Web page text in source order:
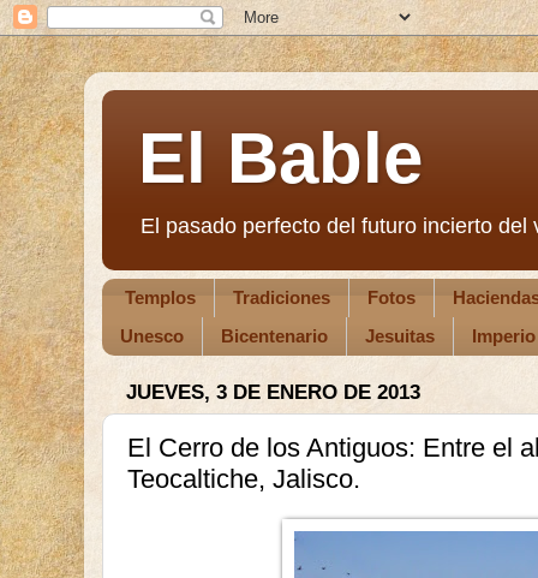
El Bable
El pasado perfecto del futuro incierto del
Templos Tradiciones Fotos
Unesco
Bicentenario Jesuitas Imperio
JUEVES, 3 DE ENERO DE 2013
El Cerro de los Antiguos: Entre el
Teocaltiche, Jalisco.